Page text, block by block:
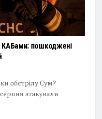
КАБами: пошкоджені
обстрілу Сум?
атакували